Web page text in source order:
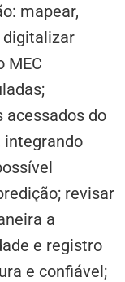
mapear,
digitalizar
MEC
do
integrando
revisar
a
e registro
e confiável;